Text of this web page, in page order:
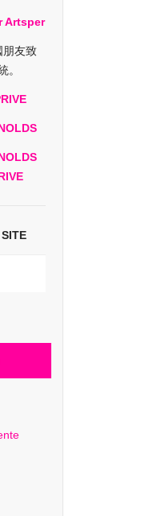
Artsper
朋友致
。